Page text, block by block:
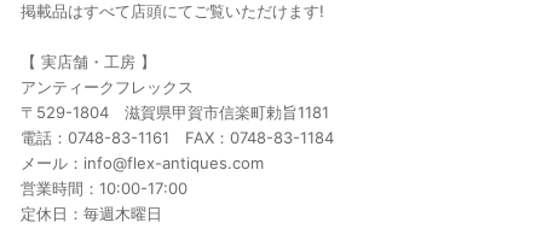
掲載品はすべて店頭にてご覧いただけます!
【 実店舗・工房 】
アンティークフレックス
〒529-1804 滋賀県甲賀市信楽町勅旨1181
電話：0748-83-1161 FAX：0748-83-1184
メール：info@flex-antiques.com
営業時間：10:00-17:00
定休日：毎週木曜日